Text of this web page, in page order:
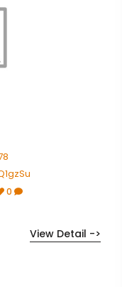
0
View Detail ->